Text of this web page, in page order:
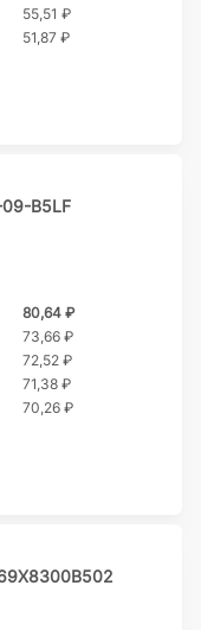
55,51 ₽
51,87 ₽
B5LF
80,64 ₽
73,66 ₽
72,52 ₽
71,38 ₽
70,26 ₽